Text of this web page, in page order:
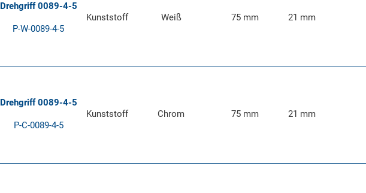
Drehgriff 0089-4-5
P-W-0089-4-5
Kunststoff Weiß 75 mm 21 mm
Drehgriff 0089-4-5
P-C-0089-4-5
Kunststoff Chrom 75 mm 21 mm